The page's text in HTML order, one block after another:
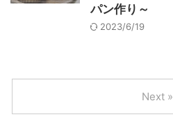
パン作り～
2023/6/19
Next »